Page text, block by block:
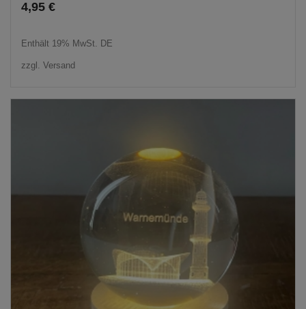
4,95 €
Enthält 19% MwSt. DE
zzgl. Versand